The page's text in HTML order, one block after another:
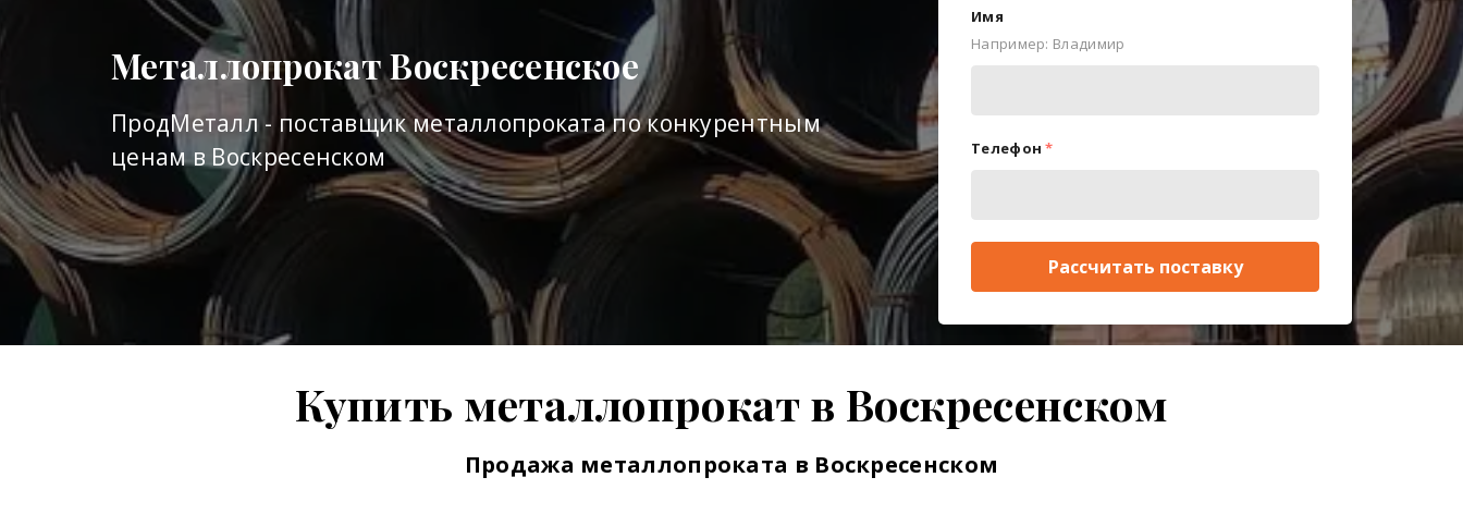
Металлопрокат Воскресенское
ПродМеталл - поставщик металлопроката по конкурентным
ценам в Воскресенском
Имя
Например: Владимир
Телефон *
Рассчитать поставку
Купить металлопрокат в Воскресенском
Продажа металлопроката в Воскресенском